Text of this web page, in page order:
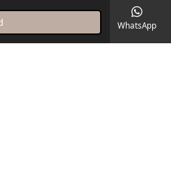
enKlachtenprocedure
& garantie
WhatsApp